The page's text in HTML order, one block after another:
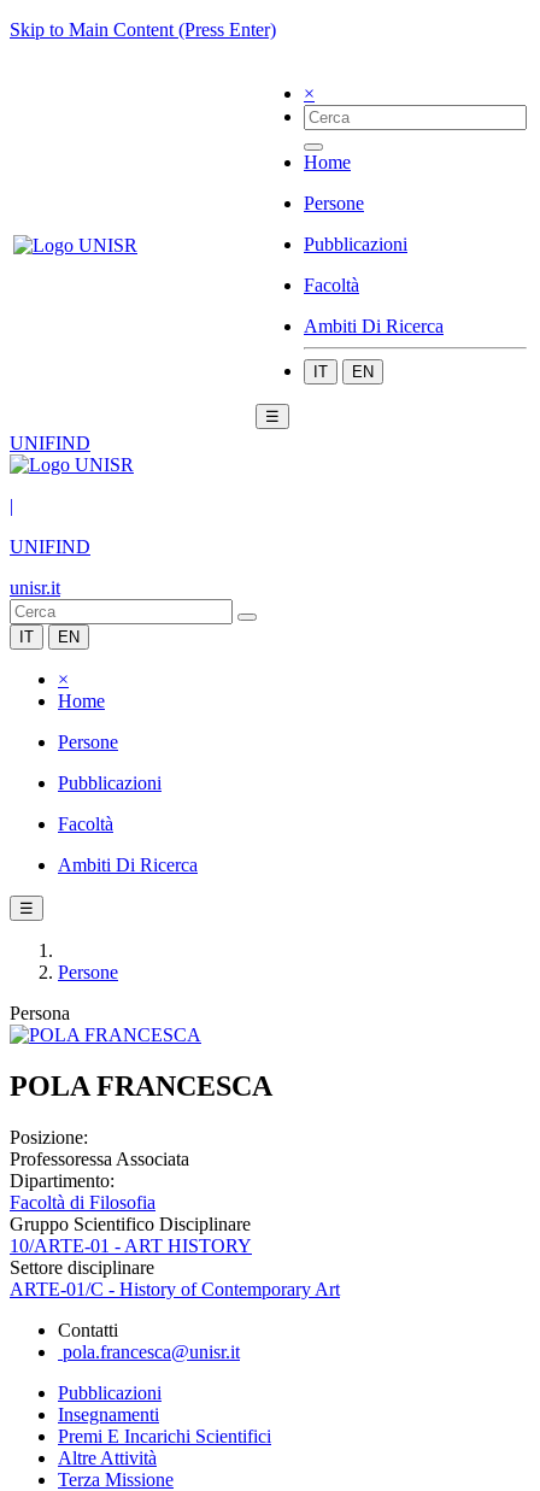
Skip to Main Content (Press Enter)
×
Home
Persone
Pubblicazioni
Facoltà
Ambiti Di Ricerca
IT EN
☰
UNIFIND
|
UNIFIND
unisr.it
IT EN
×
Home
Persone
Pubblicazioni
Facoltà
Ambiti Di Ricerca
☰
Persone
Persona
POLA FRANCESCA
Posizione:
Professoressa Associata
Dipartimento:
Facoltà di Filosofia
Gruppo Scientifico Disciplinare
10/ARTE-01 - ART HISTORY
Settore disciplinare
ARTE-01/C - History of Contemporary Art
Contatti
pola.francesca@unisr.it
Pubblicazioni
Insegnamenti
Premi E Incarichi Scientifici
Altre Attività
Terza Missione